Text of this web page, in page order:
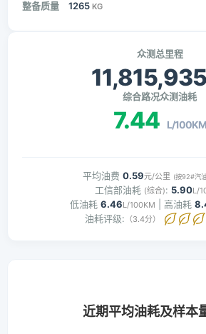
整备质量 1265 KG
众测总里程
11,815,935
综合路况众测油耗
7.44 L/100KM
平均油费 0.59元/公里 (按92#汽
工信部油耗 (综合): 5.90L/
低油耗 6.46L/100KM | 高油耗
油耗评级: （3.4分）